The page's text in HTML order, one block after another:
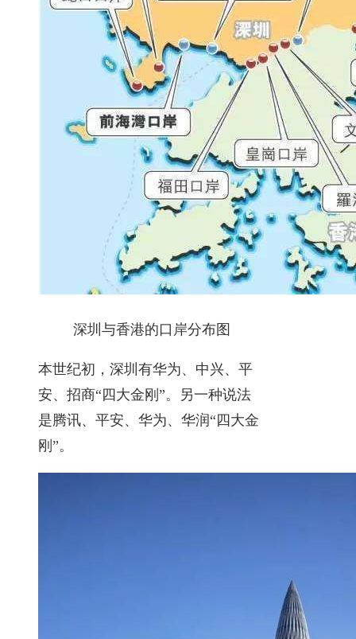
深圳与香港的口岸分布图
本世纪初，深圳有华为、中兴、平
安、招商“四大金刚”。另一种说法
是腾讯、平安、华为、华润“四大金
刚”。